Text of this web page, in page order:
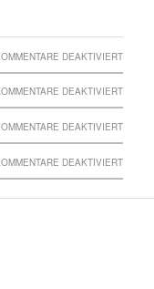
DEAKTIVIERTFÜR
MEDIA
DEAKTIVIERTFÜR
DEAKTIVIERTFÜR
DEAKTIVIERTFÜR